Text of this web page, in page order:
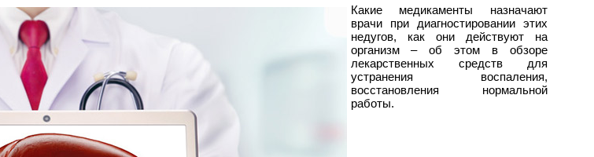
Какие медикаменты назначают
врачи при диагностировании этих
недугов, как они действуют на
организм – об этом в обзоре
лекарственных средств для
устранения воспаления,
восстановления нормальной
работы.